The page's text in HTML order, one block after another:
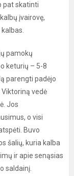
pat skatinti
įvairovę,
pamokų
keturių – 5-8
parengti padėjo
vedė
Jos
o visi
Buvo
šalių, kuria kalba
ir apie senąsias
saldainį.